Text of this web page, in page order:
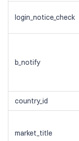
login_notice_check
b_notify
country_id
market_title